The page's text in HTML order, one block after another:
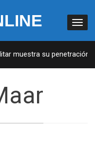
muestra su penetración